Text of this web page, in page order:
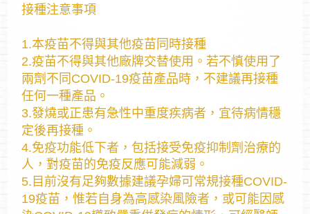
接種注意事項
1.本疫苗不得與其他疫苗同時接種
2.疫苗不得與其他廠牌交替使用。若不慎使用了
兩劑不同COVID-19疫苗產品時，不建議再接種
任何一種產品。
3.發燒或正患有急性中重度疾病者，宜待病情穩
定後再接種。
4.免疫功能低下者，包括接受免疫抑制劑治療的
人，對疫苗的免疫反應可能減弱。
5.目前沒有足夠數據建議孕婦可常規接種COVID-
19疫苗，惟若自身為高感染風險者，或可能因感